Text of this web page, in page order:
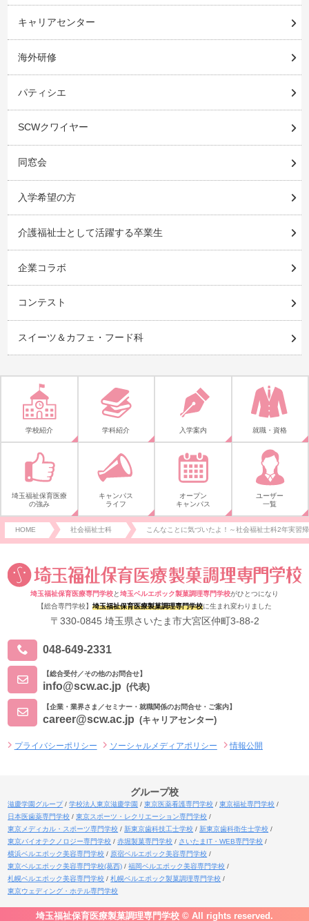
キャリアセンター
海外研修
パティシエ
SCWクワイヤー
同窓会
入学希望の方
介護福祉士として活躍する卒業生
企業コラボ
コンテスト
スイーツ＆カフェ・フード科
学校紹介 学科紹介 入学案内 就職・資格
埼玉福祉保育医療
の強み
キャンパス
ライフ
オープン
キャンパス
ユーザー
一覧
HOME 社会福祉士科 こんなことに気づいたよ！～社会福祉士科2年実習
埼玉福祉保育医療専門学校と埼玉ベルエポック製菓調理専門学校がひとつになり
【総合専門学校】 埼玉福祉保育医療製菓調理専門学校に生まれ変わりました
〒330-0845 埼玉県さいたま市大宮区仲町3-88-2
048-649-2331
【総合受付／その他のお問合せ】
info@scw.ac.jp (代表)
【企業・業界さま／セミナー・就職関係のお問合せ・ご案内】
career@scw.ac.jp (キャリアセンター)
プライバシーポリシー ソーシャルメディアポリシー 情報公開
グループ校
滋慶学園グループ 学校法人東京滋慶学園 東京医薬看護専門学校
東京福祉専門学校
日本医歯薬専門学校
東京スポーツ・レクリエーション専門学校
東京メディカル・スポーツ専門学校
新東京歯科技工士学校
新東京歯科衛生士学校
東京バイオテクノロジー専門学校
赤堀製菓専門学校
さいたまIT・WEB専門学校
横浜ベルエポック美容専門学校
原宿ベルエポック美容専門学校
東京ベルエポック美容専門学校(葛西)
福岡ベルエポック美容専門学校
札幌ベルエポック美容専門学校
札幌ベルエポック製菓調理専門学校
東京ウェディング・ホテル専門学校
埼玉福祉保育医療製菓調理専門学校 © All rights reserved.